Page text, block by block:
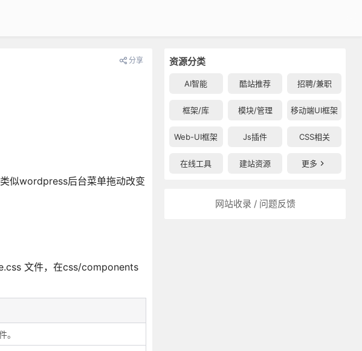
资源分类
AI智能 酷站推荐 招聘/兼职
框架/库 模块/管理 移动端UI框架
Web-UI框架 Js插件 CSS相关
在线工具 建站资源 更多
网站收录 / 问题反馈
分享
似wordpress后台菜单拖动改变
文件，在css/components
。